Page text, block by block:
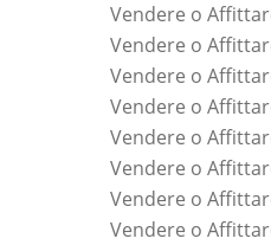
Vendere o
Vendere o
Vendere o
Vendere o
Vendere o